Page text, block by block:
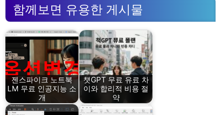
함께보면 유용한 게시물
젠스파이크 노트북
LM 무료 인공지능 소
개
챗GPT 무료 유료 차
이와 합리적 비용 절
약